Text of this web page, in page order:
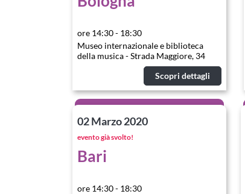
ore 14:30 - 18:30
Museo internazionale e biblioteca
della musica - Strada Maggiore, 34
Scopri dettagli
02 Marzo 2020
evento già svolto!
Bari
ore 14:30 - 18:30